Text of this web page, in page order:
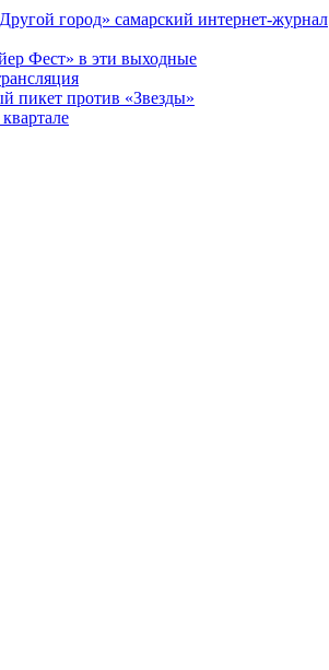
город» самарский интернет-журнал
Фест» в эти выходные
пикет против «Звезды»